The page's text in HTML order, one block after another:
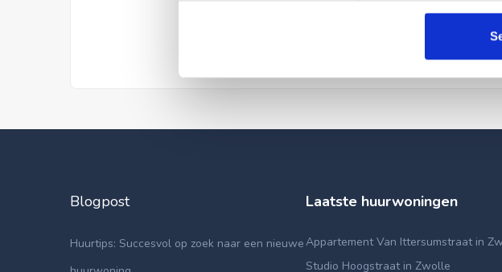
Blogpost
Huurtips: Succesvol op zoek naar een nieuwe
Laatste huurwoningen
Appartement Van Ittersumstraat in
Studio Hoogstraat in Zwolle